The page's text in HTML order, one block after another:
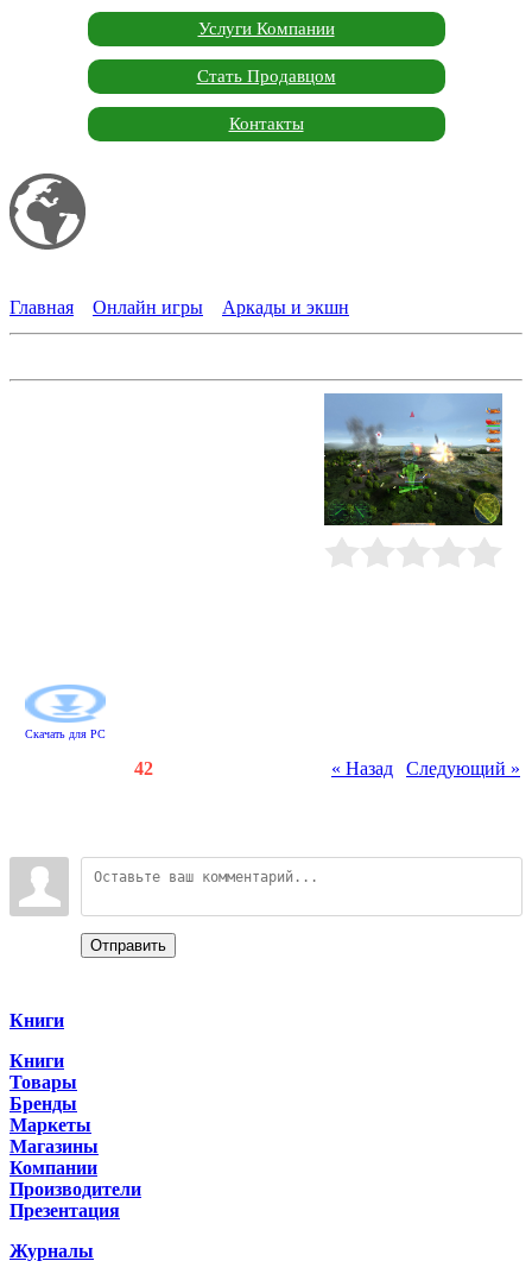
Услуги Компании
Стать Продавцом
Контакты
Главная
Онлайн игры Аркады и экшн
Скачать для PC
« Назад Следующий »
42
Отправить
Книги
Книги
Товары
Бренды
Маркеты
Магазины
Компании
Производители
Презентация
Журналы